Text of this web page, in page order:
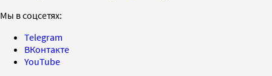
Мы в соцсетях:
Telegram
ВКонтакте
YouTube